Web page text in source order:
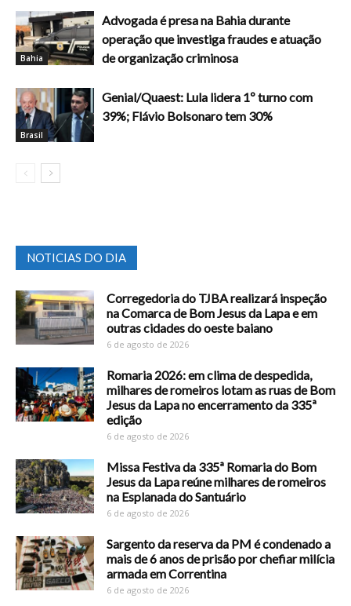
Bahia
Advogada é presa na Bahia durante
operação que investiga fraudes e atuação
de organização criminosa
Brasil
Genial/Quaest: Lula lidera 1º turno com
39%; Flávio Bolsonaro tem 30%
NOTICIAS DO DIA
Corregedoria do TJBA realizará inspeção
na Comarca de Bom Jesus da Lapa e em
outras cidades do oeste baiano
6 de agosto de 2026
Romaria 2026: em clima de despedida,
milhares de romeiros lotam as ruas de Bom
Jesus da Lapa no encerramento da 335ª
edição
6 de agosto de 2026
Missa Festiva da 335ª Romaria do Bom
Jesus da Lapa reúne milhares de romeiros
na Esplanada do Santuário
6 de agosto de 2026
Sargento da reserva da PM é condenado a
mais de 6 anos de prisão por chefiar milícia
armada em Correntina
6 de agosto de 2026